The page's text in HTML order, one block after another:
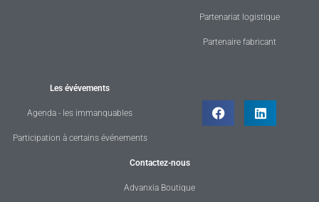
Partenariat logistique
Partenaire fabricant
Les évévements
Agenda - les immanquables
Participation à certains événements
Contactez-nous
Advanxia Boutique